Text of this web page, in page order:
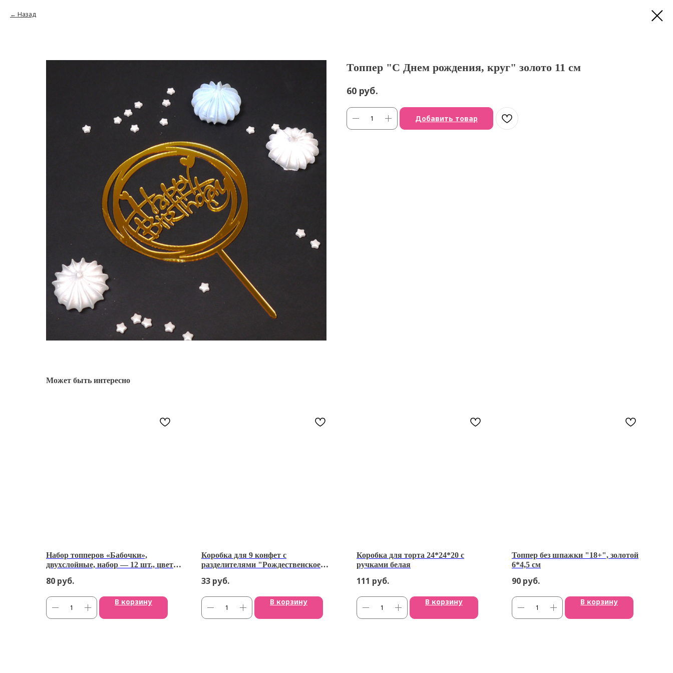
Назад
Топпер "С Днем рождения, круг" золото 11 см
60 руб.
Добавить товар
Может быть интересно
Набор топперов «Бабочки»,
двухслойные, набор — 12 шт., цвет
80 руб.
В корзину
Коробка для 9 конфет с
разделителями "Рождественское
33 руб.
В корзину
Коробка для торта 24*24*20 с
ручками белая
111 руб.
В корзину
Топпер без шпажки "18+", золотой
6*4,5 см
90 руб.
В корзину